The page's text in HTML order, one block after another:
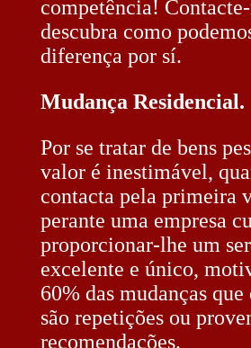
competência!
descubra como
diferença por sí.
Mudança Residencial.
Por se tratar de bens
valor é inestimável,
contacta pela primeira
perante uma empresa
proporcionar-lhe um
excelente e único,
60% das mudanças que
são repetições ou
recomendações.